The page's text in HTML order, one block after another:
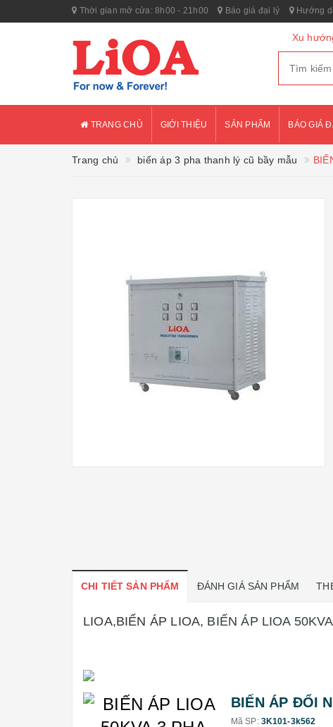
Thời gian mở cửa: 8h00 - 21h00 Báo giá đại lý Hướng
Xu
TRANG CHỦ GIỚI THIỆU SẢN PHẨM BÁO GIÁ
Trang chủ biến áp 3 pha thanh lý cũ bầy mẫu
CHI TIẾT SẢN PHẨM ĐÁNH GIÁ SẢN PHẨM
LIOA,BIẾN ÁP LIOA, BIẾN ÁP LIOA
BIẾN ÁP ĐỔI
Mã SP: 3K101-3k562